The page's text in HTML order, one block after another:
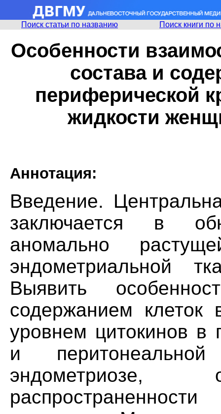
Поиск статьи по названию Поиск книги по
Особенности
состава и
периферической
жидкости
Аннотация:
Введение.
заключается в
аномально
эндометриальной
Выявить
содержанием клеток
уровнем цитокинов в
и
эндометриозе,